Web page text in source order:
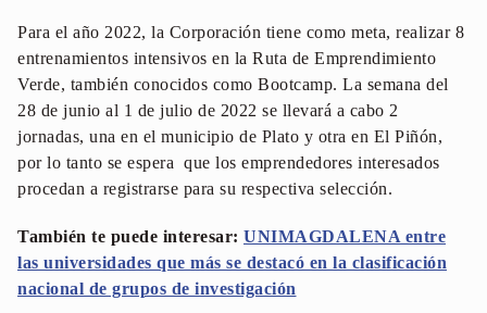
Para el año 2022, la Corporación tiene como meta, realizar 8
entrenamientos intensivos en la Ruta de Emprendimiento
Verde, también conocidos como Bootcamp. La semana del
28 de junio al 1 de julio de 2022 se llevará a cabo 2
jornadas, una en el municipio de Plato y otra en El Piñón,
por lo tanto se espera que los emprendedores interesados
procedan a registrarse para su respectiva selección.
También te puede interesar: UNIMAGDALENA entre
las universidades que más se destacó en la clasificación
nacional de grupos de investigación